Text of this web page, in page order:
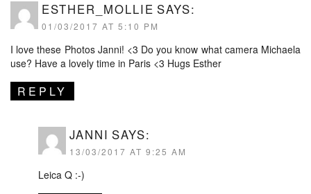
ESTHER_MOLLIE SAYS:
01/03/2017 AT 5:10 PM
I love these Photos Janni! <3 Do you know what camera Michaela
use? Have a lovely time in Paris <3 Hugs Esther
REPLY
JANNI SAYS:
13/03/2017 AT 9:25 AM
Leica Q :-)